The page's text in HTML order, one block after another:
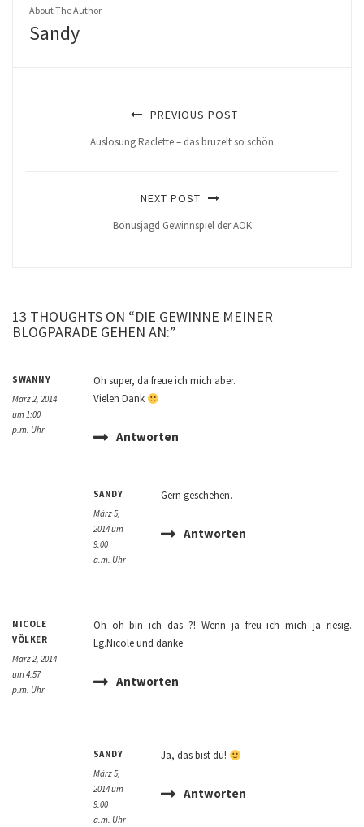
About The Author
Sandy
PREVIOUS POST
Auslosung Raclette – das bruzelt so schön
NEXT POST
Bonusjagd Gewinnspiel der AOK
13 THOUGHTS ON “DIE GEWINNE MEINER
BLOGPARADE GEHEN AN:”
SWANNY
März 2, 2014
um 1:00
p.m. Uhr
Oh super, da freue ich mich aber.
Vielen Dank
Antworten
SANDY
März 5,
2014 um
9:00
a.m. Uhr
Gern geschehen.
Antworten
NICOLE
VÖLKER
März 2, 2014
um 4:57
p.m. Uhr
Oh oh bin ich das ?! Wenn ja freu ich mich ja riesig.
Lg.Nicole und danke
Antworten
SANDY
März 5,
2014 um
9:00
a.m. Uhr
Ja, das bist du!
Antworten